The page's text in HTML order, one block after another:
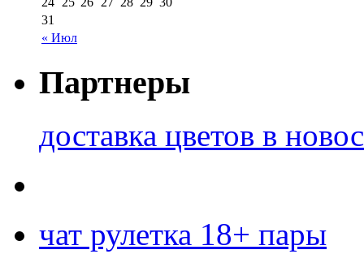
« Июл
31
Партнеры
доставка цветов в
чат рулетка 18+ пары